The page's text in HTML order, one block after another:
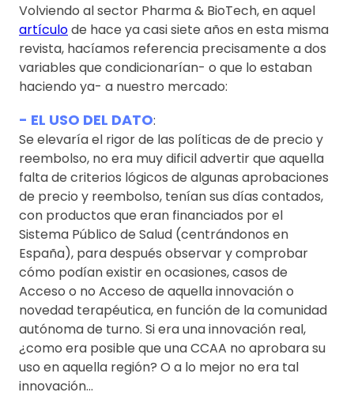
Volviendo al sector Pharma & BioTech, en aquel
artículode hace ya casi siete años en esta misma
revista, hacíamos referencia precisamente a dos
variables que condicionarían- o que lo estaban
haciendo ya- a nuestro mercado:
- EL USO DEL DATO:
Se elevaría el rigor de las políticas de de precio y
reembolso, no era muy dificil advertir que aquella
falta de criterios lógicos de algunas aprobaciones
de precio y reembolso, tenían sus días contados,
con productos que eran financiados por el
Sistema Público de Salud (centrándonos en
España), para después observar y comprobar
cómo podían existir en ocasiones, casos de
Acceso o no Acceso de aquella innovación o
novedad terapéutica, en función de la comunidad
autónoma de turno. Si era una innovación real,
¿como era posible que una CCAA no aprobara su
uso en aquella región? O a lo mejor no era tal
innovación…